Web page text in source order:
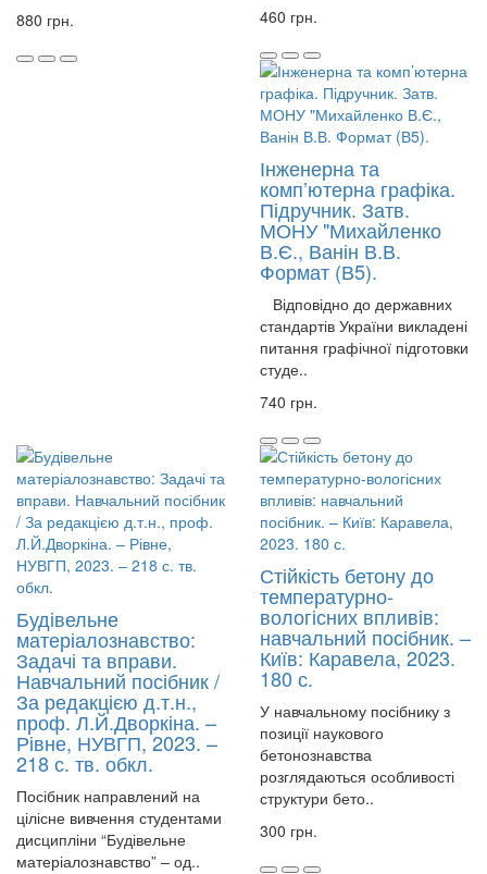
880 грн.
460 грн.
Інженерна та
комп’ютерна графіка.
Підручник. Затв.
МОНУ "Михайленко
В.Є., Ванін В.В.
Формат (В5).
Відповідно до державних
стандартів України викладені
питання графічної підготовки
студе..
740 грн.
Будівельне
матеріалознавство:
Задачі та вправи.
Навчальний посібник /
За редакцією д.т.н.,
проф. Л.Й.Дворкіна. –
Рівне, НУВГП, 2023. –
218 с. тв. обкл.
Посібник направлений на
цілісне вивчення студентами
дисципліни “Будівельне
матеріалознавство” – од..
Стійкість бетону до
температурно-
вологісних впливів:
навчальний посібник. –
Київ: Каравела, 2023.
180 с.
У навчальному посібнику з
позиції наукового
бетонознавства
розглядаються особливості
структури бето..
300 грн.